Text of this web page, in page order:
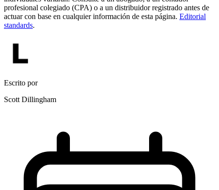
profesional colegiado (CPA) o a un distribuidor registrado antes de
actuar con base en cualquier información de esta página. Editorial
standards.
Escrito por
Scott Dillingham